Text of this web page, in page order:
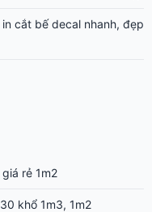
cắt bế decal nhanh, đẹp
rẻ 1m2
khổ 1m3, 1m2